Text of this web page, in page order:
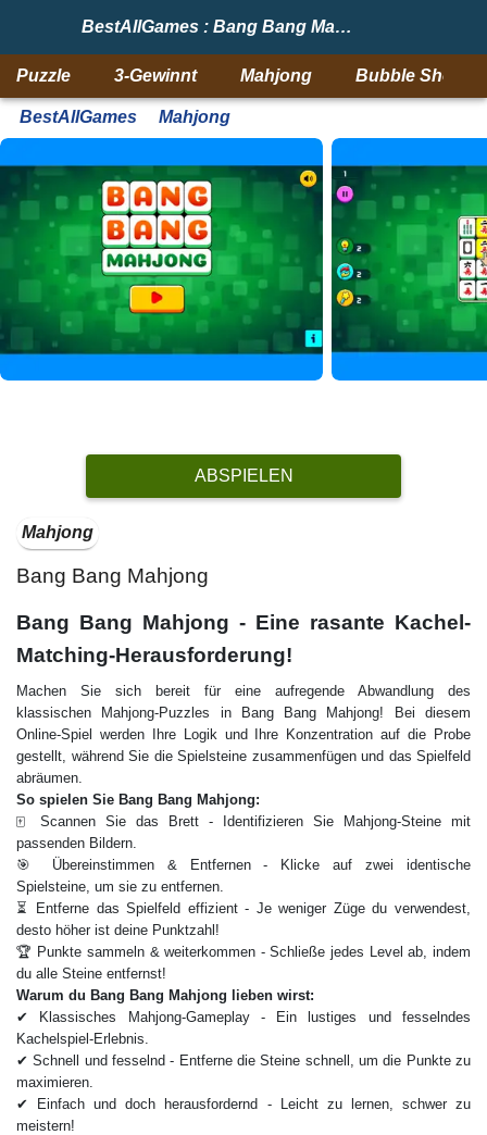
BestAllGames : Bang Bang Mahjong
Puzzle 3-Gewinnt Mahjong Bubble Shooter
BestAllGames Mahjong
ABSPIELEN
Mahjong
Bang Bang Mahjong
Bang Bang Mahjong - Eine rasante Kachel-
Matching-Herausforderung!
Machen Sie sich bereit für eine aufregende Abwandlung des
klassischen Mahjong-Puzzles in Bang Bang Mahjong! Bei diesem
Online-Spiel werden Ihre Logik und Ihre Konzentration auf die Probe
gestellt, während Sie die Spielsteine zusammenfügen und das Spielfeld
abräumen.
So spielen Sie Bang Bang Mahjong:
🀄 Scannen Sie das Brett - Identifizieren Sie Mahjong-Steine mit
passenden Bildern.
🎯 Übereinstimmen & Entfernen - Klicke auf zwei identische
Spielsteine, um sie zu entfernen.
⏳ Entferne das Spielfeld effizient - Je weniger Züge du verwendest,
desto höher ist deine Punktzahl!
🏆 Punkte sammeln & weiterkommen - Schließe jedes Level ab, indem
du alle Steine entfernst!
Warum du Bang Bang Mahjong lieben wirst:
✔ Klassisches Mahjong-Gameplay - Ein lustiges und fesselndes
Kachelspiel-Erlebnis.
✔ Schnell und fesselnd - Entferne die Steine schnell, um die Punkte zu
maximieren.
✔ Einfach und doch herausfordernd - Leicht zu lernen, schwer zu
meistern!